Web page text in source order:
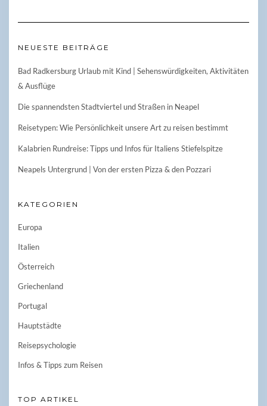
NEUESTE BEITRÄGE
Bad Radkersburg Urlaub mit Kind | Sehenswürdigkeiten, Aktivitäten
& Ausflüge
Die spannendsten Stadtviertel und Straßen in Neapel
Reisetypen: Wie Persönlichkeit unsere Art zu reisen bestimmt
Kalabrien Rundreise: Tipps und Infos für Italiens Stiefelspitze
Neapels Untergrund | Von der ersten Pizza & den Pozzari
KATEGORIEN
Europa
Italien
Österreich
Griechenland
Portugal
Hauptstädte
Reisepsychologie
Infos & Tipps zum Reisen
TOP ARTIKEL